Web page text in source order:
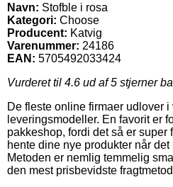
Navn: Stofble i rosa
Kategori: Choose
Producent: Katvig
Varenummer: 24186
EAN: 5705492033424
Vurderet til 4.6 ud af 5 stjerner
De fleste online firmaer udlover
leveringsmodeller. En favorit er
pakkeshop, fordi det så er super
hente dine nye produkter når
Metoden er nemlig temmelig
den mest prisbevidste